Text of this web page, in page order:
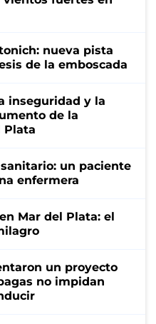
nueva pista
de la emboscada
inseguridad y la
de la
Plata
un paciente
enfermera
Mar del Plata: el
un proyecto
no impidan